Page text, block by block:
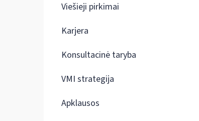
Viešieji pirkimai
Karjera
Konsultacinė taryba
VMI strategija
Apklausos